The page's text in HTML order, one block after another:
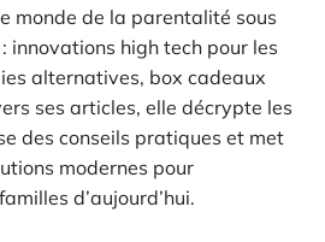
monde de la parentalité sous
innovations high tech pour les
alternatives, box cadeaux
ses articles, elle décrypte les
des conseils pratiques et met
modernes pour
d’aujourd’hui.